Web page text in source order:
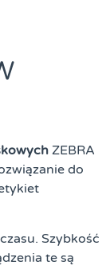
ZEBRA
do
Szybkość
te są